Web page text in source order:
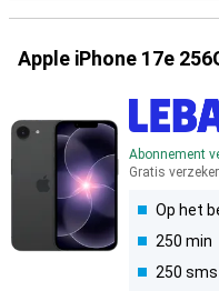
Apple iPhone 17e
Abonnement
Gratis
Op het
250 min
250 sms